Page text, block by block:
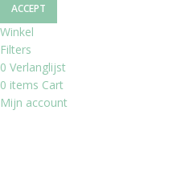
ACCEPT
Winkel
Filters
0 Verlanglijst
0 items Cart
Mijn account